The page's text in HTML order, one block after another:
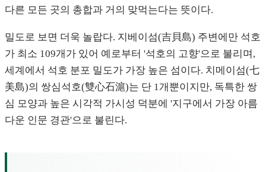
다른 모든 곳의 총합과 거의 맞먹는다는 뜻이다.
밀도로 보면 더욱 놀랍다. 지베이섬(吉貝島) 주변에만 석호
가 최소 109개가 있어 예로부터 '석호의 고향'으로 불리며,
세계에서 석호 분포 밀도가 가장 높은 섬이다. 치메이섬(七
美島)의 쌍심석호(雙心石滬)는 단 1개뿐이지만, 독특한 쌍
심 모양과 높은 시각적 가시성 덕분에 '지구에서 가장 아름
다운 인문 경관'으로 불린다.